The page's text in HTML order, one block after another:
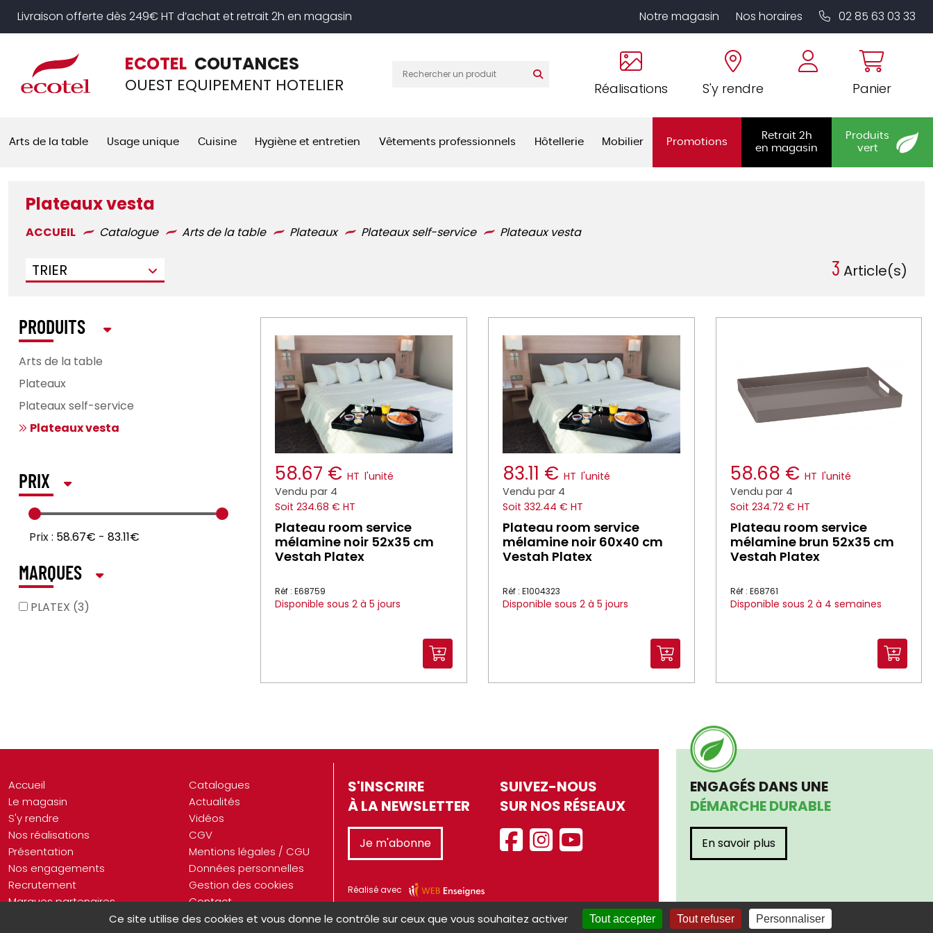
Livraison offerte dès 249€ HT d’achat et retrait 2h en magasin Notre magasin Nos horaires 02 85 63 03 33
ECOTEL COUTANCES
OUEST EQUIPEMENT HOTELIER Réalisations S'y rendre Panier
Arts de la table Usage unique Cuisine Hygiène et entretien Vêtements professionnels Hôtellerie Mobilier Promotions
Retrait 2h
en magasin
Produits
vert
Plateaux vesta
ACCUEIL Catalogue Arts de la table Plateaux Plateaux self-service Plateaux vesta
TRIER 3 Article(s)
58.67 € HT l'unité
Vendu par 4
Soit 234.68 € HT
Plateau room service
mélamine noir 52x35 cm
Vestah Platex
Réf : E68759
Disponible sous 2 à 5 jours
83.11 € HT l'unité
Vendu par 4
Soit 332.44 € HT
Plateau room service
mélamine noir 60x40 cm
Vestah Platex
Réf : E1004323
Disponible sous 2 à 5 jours
58.68 € HT l'unité
Vendu par 4
Soit 234.72 € HT
Plateau room service
mélamine brun 52x35 cm
Vestah Platex
Réf : E68761
Disponible sous 2 à 4 semaines
PRODUITS
Arts de la table
Plateaux
Plateaux self-service
Plateaux vesta
PRIX
Prix : 58.67€ - 83.11€
MARQUES
PLATEX (3)
Accueil
Le magasin
S'y rendre
Nos réalisations
Présentation
Nos engagements
Recrutement
Marques partenaires
Catalogues
Actualités
Vidéos
CGV
Mentions légales / CGU
Données personnelles
Gestion des cookies
Contact
S'INSCRIRE
À LA NEWSLETTER
Je m'abonne
SUIVEZ-NOUS
SUR NOS RÉSEAUX
Réalisé avec
ENGAGÉS DANS UNE
DÉMARCHE DURABLE
En savoir plus
Panneau de gestion des cookies
Ce site utilise des cookies et vous donne le contrôle sur ceux que vous souhaitez activer Tout accepter Tout refuser Personnaliser